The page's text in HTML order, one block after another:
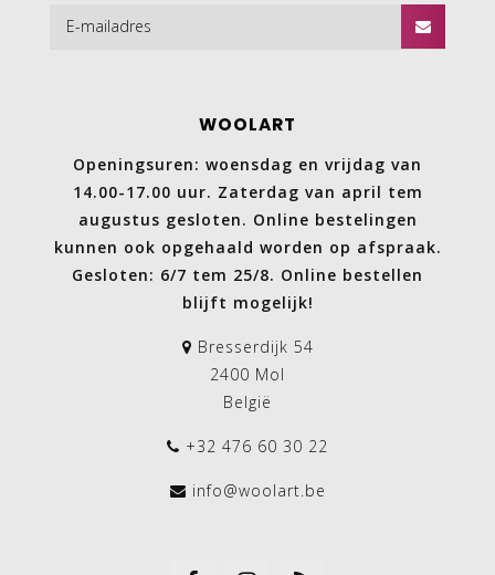
WOOLART
Openingsuren: woensdag en vrijdag van
14.00-17.00 uur. Zaterdag van april tem
augustus gesloten. Online bestelingen
kunnen ook opgehaald worden op afspraak.
Gesloten: 6/7 tem 25/8. Online bestellen
blijft mogelijk!
Bresserdijk 54
2400 Mol
België
+32 476 60 30 22
info@woolart.be